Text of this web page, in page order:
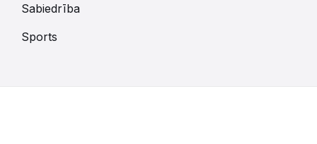
Sabiedrība
Sports